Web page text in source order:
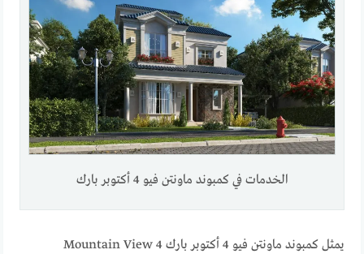
الخدمات في كمبوند ماونتن فيو 4 أكتوبر بارك
يمثل كمبوند ماونتن فيو 4 أكتوبر بارك Mountain View 4